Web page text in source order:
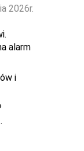
2026r.
alarm
i